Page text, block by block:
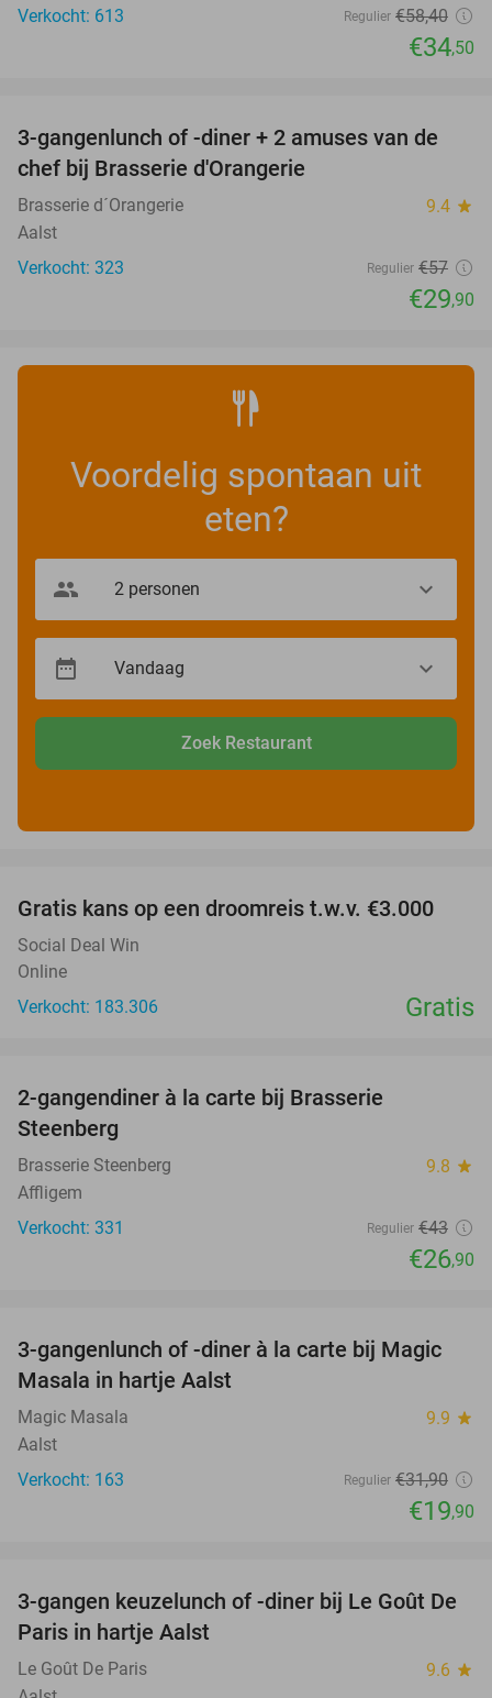
Verkocht: 613
Regulier €58,40
€34,50
48%
3-gangenlunch of -diner + 2 amuses van de
chef bij Brasserie d'Orangerie
Brasserie d´Orangerie 9.4 star
Aalst
Verkocht: 323
Regulier €57
€29,90
Voordelig spontaan uit
eten?
Zoek Restaurant
Gratis kans op een droomreis t.w.v. €3.000
Social Deal Win
Online
Verkocht: 183.306
Gratis
2-gangendiner à la carte bij Brasserie
Steenberg
Brasserie Steenberg 9.8 star
Affligem
Verkocht: 331
Regulier €43
€26,90
38%
3-gangenlunch of -diner à la carte bij Magic
Masala in hartje Aalst
Magic Masala 9.9 star
Aalst
Verkocht: 163
Regulier €31,90
€19,90
39%
3-gangen keuzelunch of -diner bij Le Goût De
Paris in hartje Aalst
Le Goût De Paris 9.6 star